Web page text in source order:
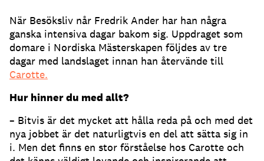
När Besöksliv når Fredrik Ander har han några
ganska intensiva dagar bakom sig. Uppdraget som
domare i Nordiska Mästerskapen följdes av tre
dagar med landslaget innan han återvände till
Carotte.
Hur hinner du med allt?
– Bitvis är det mycket att hålla reda på och med det
nya jobbet är det naturligtvis en del att sätta sig in
i. Men det finns en stor förståelse hos Carotte och